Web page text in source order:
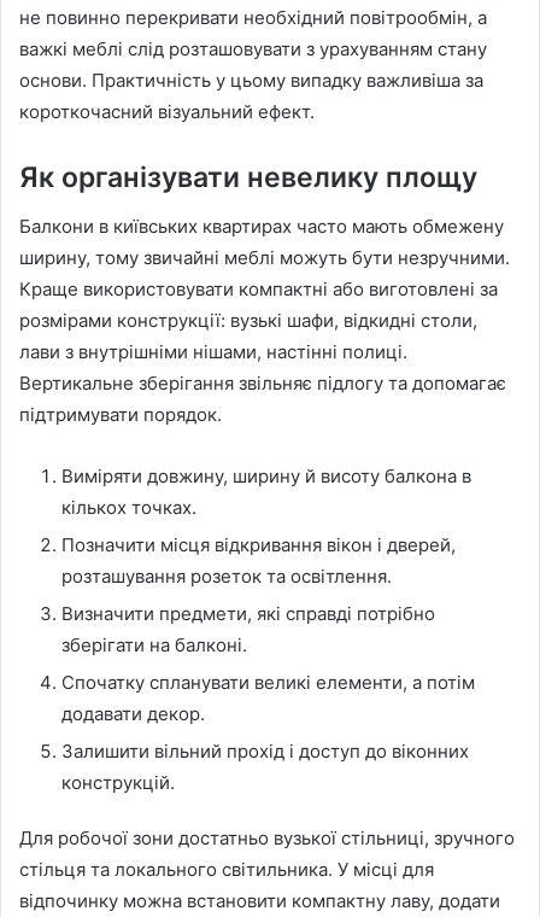
не повинно перекривати необхідний повітрообмін, а
важкі меблі слід розташовувати з урахуванням стану
основи. Практичність у цьому випадку важливіша за
короткочасний візуальний ефект.
Як організувати невелику площу
Балкони в київських квартирах часто мають обмежену
ширину, тому звичайні меблі можуть бути незручними.
Краще використовувати компактні або виготовлені за
розмірами конструкції: вузькі шафи, відкидні столи,
лави з внутрішніми нішами, настінні полиці.
Вертикальне зберігання звільняє підлогу та допомагає
підтримувати порядок.
Виміряти довжину, ширину й висоту балкона в
кількох точках.
Позначити місця відкривання вікон і дверей,
розташування розеток та освітлення.
Визначити предмети, які справді потрібно
зберігати на балконі.
Спочатку спланувати великі елементи, а потім
додавати декор.
Залишити вільний прохід і доступ до віконних
конструкцій.
Для робочої зони достатньо вузької стільниці, зручного
стільця та локального світильника. У місці для
відпочинку можна встановити компактну лаву, додати